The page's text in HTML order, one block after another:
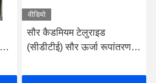
वीडियो
सौर कैडमियम टेलुराइड
(सीडीटीई) सौर ऊर्जा रूपांतरण के
फोटोवोल्टिक ग्लास